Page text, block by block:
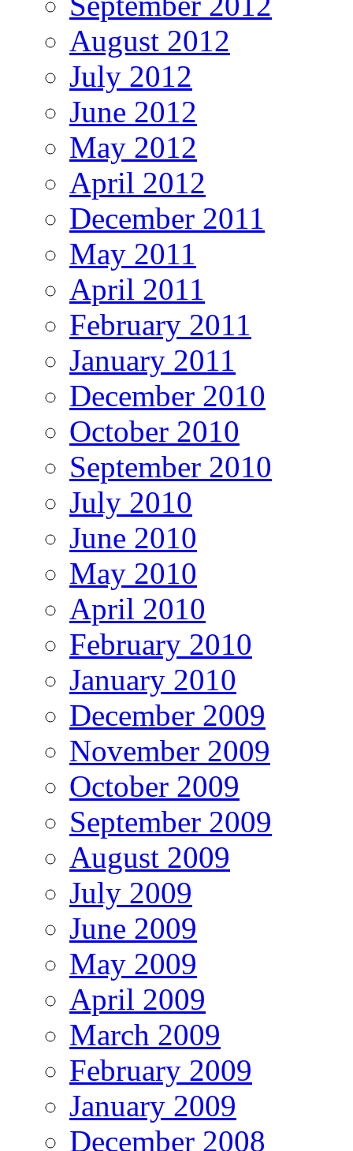
August 2012
July 2012
June 2012
May 2012
April 2012
December 2011
May 2011
April 2011
February 2011
January 2011
December 2010
October 2010
September 2010
July 2010
June 2010
May 2010
April 2010
February 2010
January 2010
December 2009
November 2009
October 2009
September 2009
August 2009
July 2009
June 2009
May 2009
April 2009
March 2009
February 2009
January 2009
December 2008